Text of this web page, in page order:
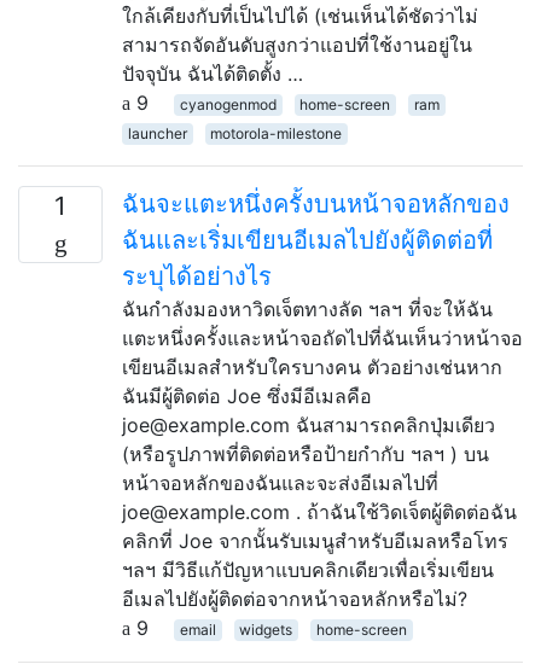
ใกล้เคียงกับที่เป็นไปได้ (เช่นเห็นได้ชัดว่าไม่
สามารถจัดอันดับสูงกว่าแอปที่ใช้งานอยู่ใน
ปัจจุบัน ฉันได้ติดตั้ง …
9
cyanogenmod home-screen
ram
launcher
motorola-milestone
1
ฉันจะแตะหนึ่งครั้งบนหน้าจอหลักของ
ฉันและเริ่มเขียนอีเมลไปยังผู้ติดต่อที่
ระบุได้อย่างไร
ฉันกำลังมองหาวิดเจ็ตทางลัด ฯลฯ ที่จะให้ฉัน
แตะหนึ่งครั้งและหน้าจอถัดไปที่ฉันเห็นว่าหน้าจอ
เขียนอีเมลสำหรับใครบางคน ตัวอย่างเช่นหาก
ฉันมีผู้ติดต่อ Joe ซึ่งมีอีเมลคือ
joe@example.com ฉันสามารถคลิกปุ่มเดียว
(หรือรูปภาพที่ติดต่อหรือป้ายกำกับ ฯลฯ ) บน
หน้าจอหลักของฉันและจะส่งอีเมลไปที่
joe@example.com . ถ้าฉันใช้วิดเจ็ตผู้ติดต่อฉัน
คลิกที่ Joe จากนั้นรับเมนูสำหรับอีเมลหรือโทร
ฯลฯ มีวิธีแก้ปัญหาแบบคลิกเดียวเพื่อเริ่มเขียน
อีเมลไปยังผู้ติดต่อจากหน้าจอหลักหรือไม่?
9
email widgets home-screen